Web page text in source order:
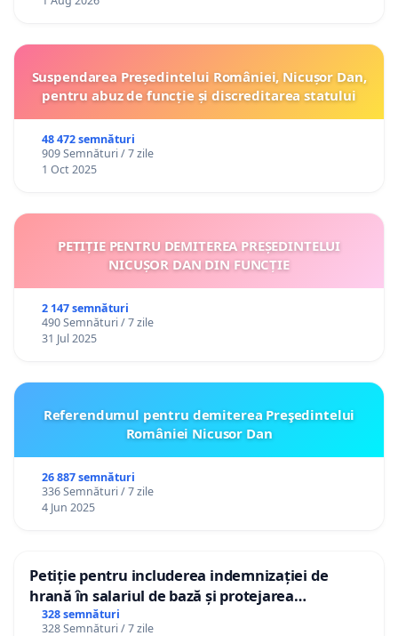
Suspendarea Președintelui României, Nicușor Dan,
pentru abuz de funcție și discreditarea statului
48 472 semnături
909 Semnături / 7 zile
1 Oct 2025
PETIȚIE PENTRU DEMITEREA PREȘEDINTELUI
NICUȘOR DAN DIN FUNCȚIE
2 147 semnături
490 Semnături / 7 zile
31 Jul 2025
Referendumul pentru demiterea Preşedintelui
României Nicusor Dan
26 887 semnături
336 Semnături / 7 zile
4 Jun 2025
Petiție pentru includerea indemnizației de
hrană în salariul de bază și protejarea
gradațiilor de vechime pentru asistenții
328 semnături
328 Semnături / 7 zile